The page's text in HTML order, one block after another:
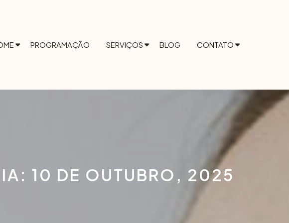
PROGRAMAÇÃO SERVIÇOS BLOG CONTATO
10 DE OUTUBRO, 2025